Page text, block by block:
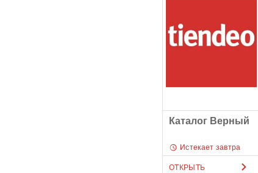
Каталог Верный
Истекает завтра
ОТКРЫТЬ